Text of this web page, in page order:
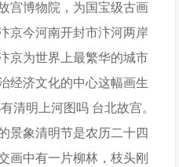
宫博物院，为国宝级古画
京今河南开封市汴河两岸
京为世界上最繁华的城市
经济文化的中心这幅画生
清明上河图吗 台北故宫。
景象清明节是农历二十四
画中有一片柳林，枝头刚